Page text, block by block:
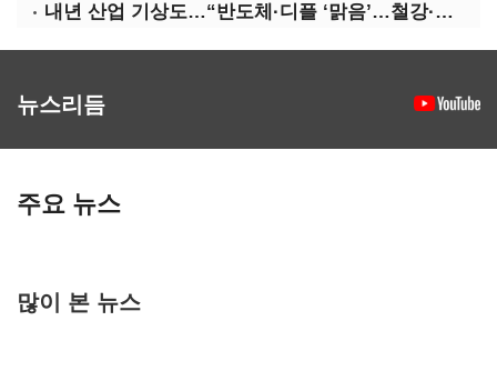
내년 산업 기상도…“반도체·디플 ‘맑음’…철강·석화 ‘흐림’”
뉴스리듬
주요 뉴스
많이 본 뉴스